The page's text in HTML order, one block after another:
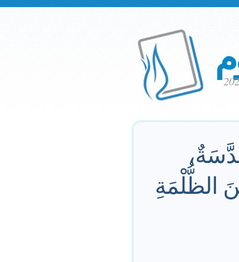
الظُّلْمَةِ